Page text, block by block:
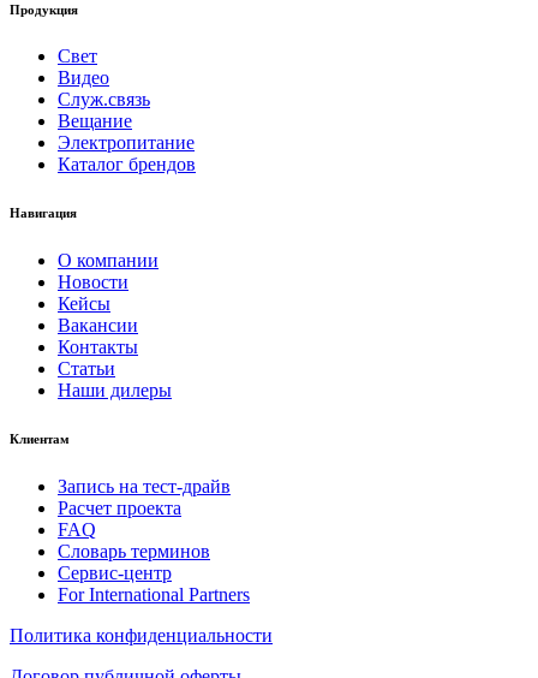
Продукция
Свет
Видео
Служ.связь
Вещание
Электропитание
Каталог брендов
Навигация
О компании
Новости
Кейсы
Вакансии
Контакты
Статьи
Наши дилеры
Клиентам
Запись на тест-драйв
Расчет проекта
FAQ
Словарь терминов
Сервис-центр
For International Partners
Политика конфиденциальности